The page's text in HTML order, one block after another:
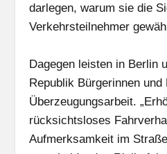
darlegen, warum sie die
Verkehrsteilnehmer
Dagegen leisten in Berlin
Republik Bürgerinnen
Überzeugungsarbeit.
rücksichtsloses
Aufmerksamkeit im